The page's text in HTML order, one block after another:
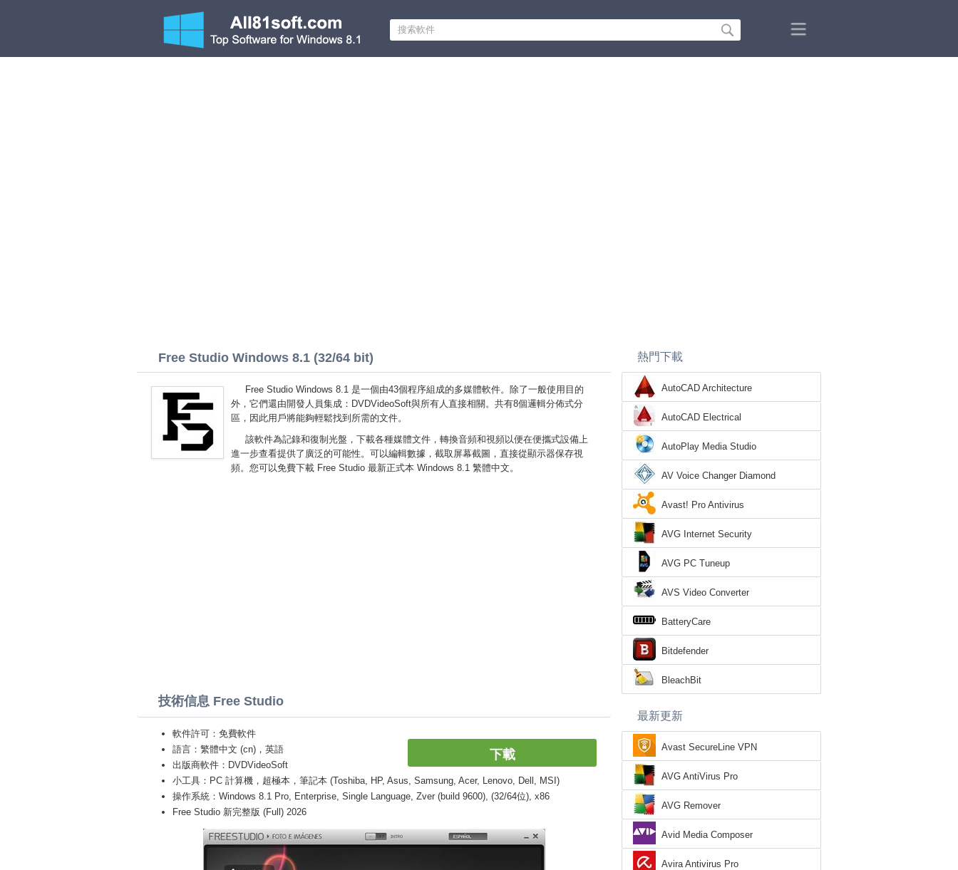
Free Studio Windows 8.1 (32/64 bit)
Free Studio Windows 8.1 是一個由43個程序組成的多媒體軟件。除了一般使用目的
外，它們還由開發人員集成：DVDVideoSoft與所有人直接相關。共有8個邏輯分佈式分
區，因此用戶將能夠輕鬆找到所需的文件。
該軟件為記錄和復制光盤，下載各種媒體文件，轉換音頻和視頻以便在便攜式設備上
進一步查看提供了廣泛的可能性。可以編輯數據，截取屏幕截圖，直接從顯示器保存視
頻。您可以免費下載 Free Studio 最新正式本 Windows 8.1 繁體中文。
技術信息 Free Studio
下載
軟件許可：免費軟件
語言：繁體中文 (cn)，英語
出版商軟件：DVDVideoSoft
小工具：PC 計算機，超極本，筆記本 (Toshiba, HP, Asus, Samsung, Acer, Lenovo, Dell, MSI)
操作系統：Windows 8.1 Pro, Enterprise, Single Language, Zver (build 9600), (32/64位), x86
Free Studio 新完整版 (Full) 2026
熱門下載
AutoCAD Architecture
AutoCAD Electrical
AutoPlay Media Studio
AV Voice Changer Diamond
Avast! Pro Antivirus
AVG Internet Security
AVG PC Tuneup
AVS Video Converter
BatteryCare
Bitdefender
BleachBit
最新更新
Avast SecureLine VPN
AVG AntiVirus Pro
AVG Remover
Avid Media Composer
Avira Antivirus Pro